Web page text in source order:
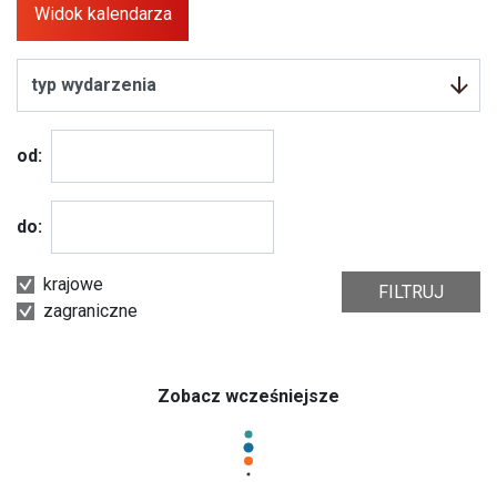
Widok kalendarza
od:
do:
krajowe
zagraniczne
FILTRUJ
Zobacz wcześniejsze